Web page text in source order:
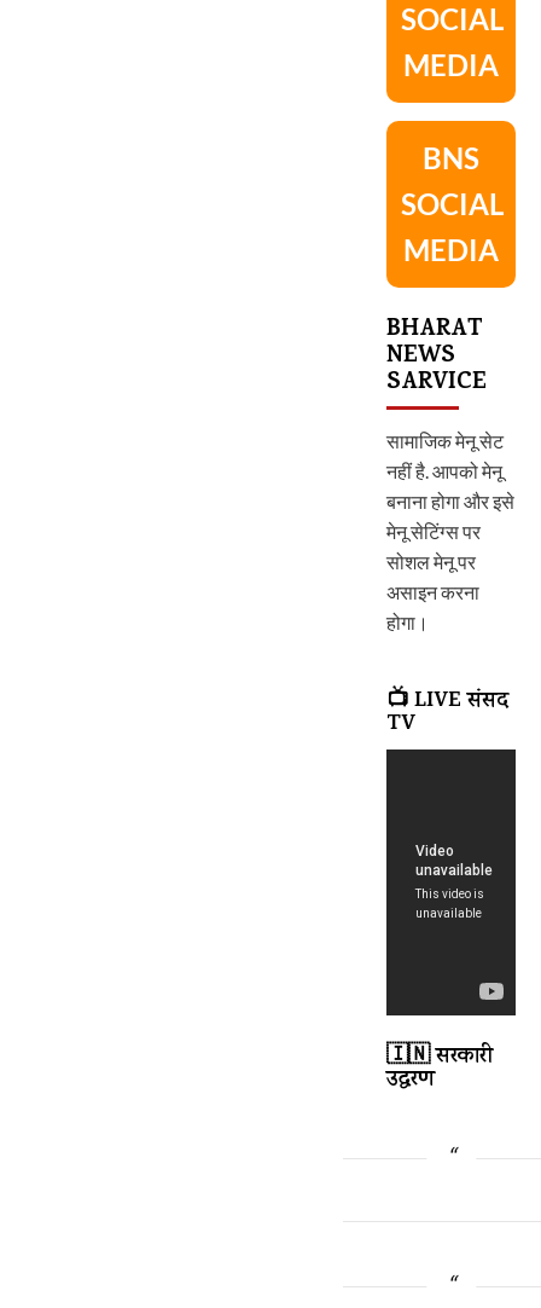
SOCIAL
MEDIA
BNS
SOCIAL
MEDIA
BHARAT
NEWS
SARVICE
सामाजिक मेनू सेट
नहीं है. आपको मेनू
बनाना होगा और इसे
मेनू सेटिंग्स पर
सोशल मेनू पर
असाइन करना
होगा।
📺 LIVE संसद
TV
🇮🇳 सरकारी
उद्धरण